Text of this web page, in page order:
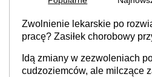
Zwolnienie lekarskie po
pracę? Zasiłek chorobowy
stosunku pracy
Idą zmiany w zezwoleniach
cudzoziemców, ale milczące